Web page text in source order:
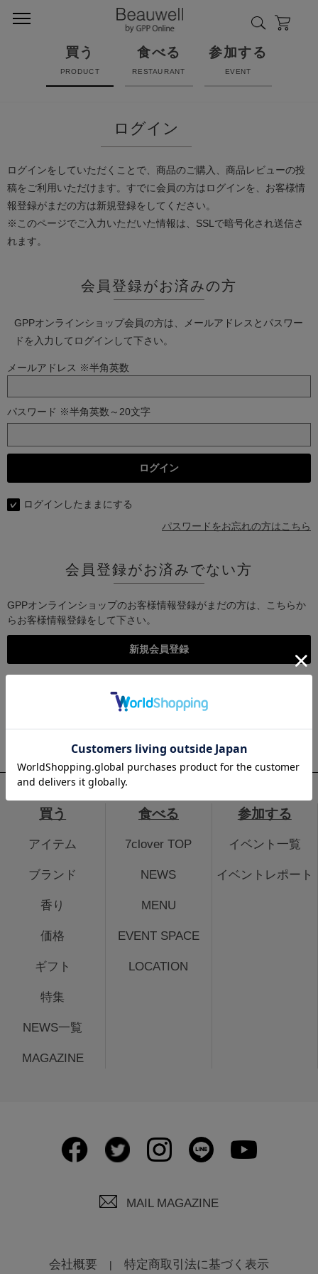
買う
PRODUCT
食べる
RESTAURANT
参加する
EVENT
ログイン
ログインをしていただくことで、商品のご購入、商品レビューの投
稿をご利用いただけます。すでに会員の方はログインを、お客様情
報登録がまだの方は新規登録をしてください。
※このページでご入力いただいた情報は、SSLで暗号化され送信さ
れます。
会員登録がお済みの方
GPPオンラインショップ会員の方は、メールアドレスとパスワー
ドを入力してログインして下さい。
メールアドレス ※半角英数
パスワード ※半角英数～20文字
ログインしたままにする
パスワードをお忘れの方はこちら
会員登録がお済みでない方
GPPオンラインショップのお客様情報登録がまだの方は、こちらか
らお客様情報登録をして下さい。
こちらは個人様向けのページとなります。法人のお客様のログイ
法人のお客さまはこちら
買う
アイテム
ブランド
香り
価格
ギフト
特集
NEWS一覧
MAGAZINE
食べる
7clover TOP
NEWS
MENU
EVENT SPACE
LOCATION
参加する
イベント一覧
イベントレポート
MAIL MAGAZINE
会社概要 特定商取引法に基づく表示